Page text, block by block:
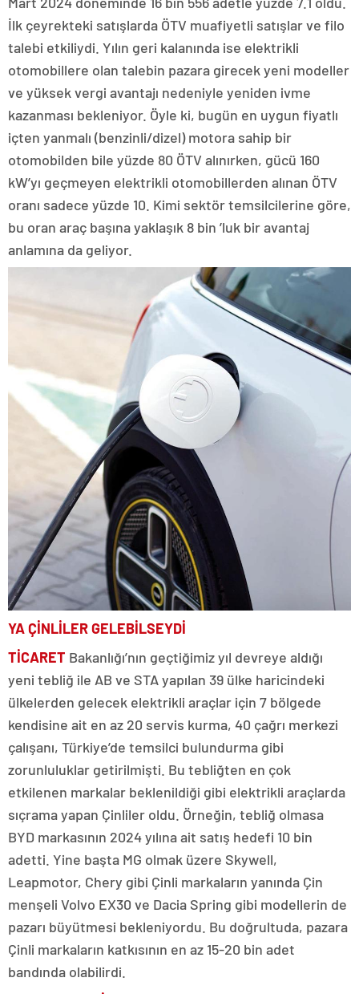
İlk çeyrekteki satışlarda ÖTV muafiyetli satışlar ve filo
talebi etkiliydi. Yılın geri kalanında ise elektrikli
otomobillere olan talebin pazara girecek yeni modeller
ve yüksek vergi avantajı nedeniyle yeniden ivme
kazanması bekleniyor. Öyle ki, bugün en uygun fiyatlı
içten yanmalı (benzinli/dizel) motora sahip bir
otomobilden bile yüzde 80 ÖTV alınırken, gücü 160
kW’yı geçmeyen elektrikli otomobillerden alınan ÖTV
oranı sadece yüzde 10. Kimi sektör temsilcilerine göre,
bu oran araç başına yaklaşık 8 bin ’luk bir avantaj
anlamına da geliyor.
YA ÇİNLİLER GELEBİLSEYDİ
TİCARET Bakanlığı’nın geçtiğimiz yıl devreye aldığı
yeni tebliğ ile AB ve STA yapılan 39 ülke haricindeki
ülkelerden gelecek elektrikli araçlar için 7 bölgede
kendisine ait en az 20 servis kurma, 40 çağrı merkezi
çalışanı, Türkiye’de temsilci bulundurma gibi
zorunluluklar getirilmişti. Bu tebliğten en çok
etkilenen markalar beklenildiği gibi elektrikli araçlarda
sıçrama yapan Çinliler oldu. Örneğin, tebliğ olmasa
BYD markasının 2024 yılına ait satış hedefi 10 bin
adetti. Yine başta MG olmak üzere Skywell,
Leapmotor, Chery gibi Çinli markaların yanında Çin
menşeli Volvo EX30 ve Dacia Spring gibi modellerin de
pazarı büyütmesi bekleniyordu. Bu doğrultuda, pazara
Çinli markaların katkısının en az 15-20 bin adet
bandında olabilirdi.